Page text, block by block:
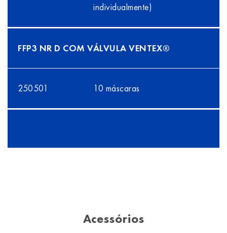
individualmente)
FFP3 NR D COM VÁLVULA VENTEX®
250501 10 máscaras
Acessórios